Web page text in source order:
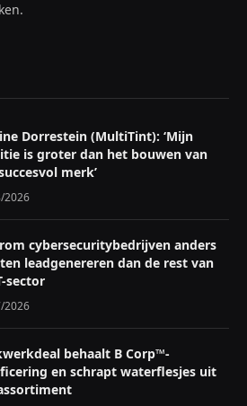
Dorrestein (MultiTint): ‘Mijn
is groter dan het bouwen van
merk’
2026
cybersecuritybedrijven anders
leadgenereren dan de rest van
sector
2026
behaalt B Corp™-
en schrapt waterflesjes uit